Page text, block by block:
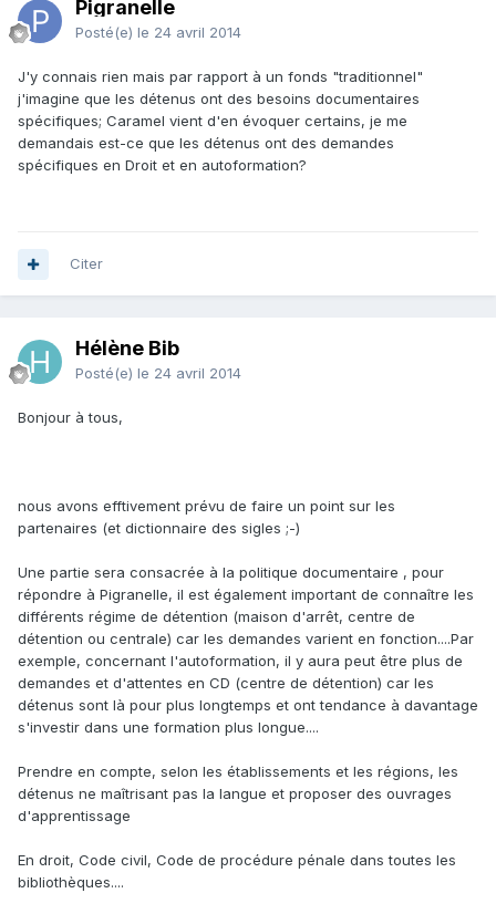
Pigranelle
Posté(e) le 24 avril 2014
J'y connais rien mais par rapport à un fonds "traditionnel"
j'imagine que les détenus ont des besoins documentaires
spécifiques; Caramel vient d'en évoquer certains, je me
demandais est-ce que les détenus ont des demandes
spécifiques en Droit et en autoformation?
Citer
Hélène Bib
Posté(e) le 24 avril 2014
Bonjour à tous,
nous avons efftivement prévu de faire un point sur les
partenaires (et dictionnaire des sigles ;-)
Une partie sera consacrée à la politique documentaire , pour
répondre à Pigranelle, il est également important de connaître les
différents régime de détention (maison d'arrêt, centre de
détention ou centrale) car les demandes varient en fonction....Par
exemple, concernant l'autoformation, il y aura peut être plus de
demandes et d'attentes en CD (centre de détention) car les
détenus sont là pour plus longtemps et ont tendance à davantage
s'investir dans une formation plus longue....
Prendre en compte, selon les établissements et les régions, les
détenus ne maîtrisant pas la langue et proposer des ouvrages
d'apprentissage
En droit, Code civil, Code de procédure pénale dans toutes les
bibliothèques....